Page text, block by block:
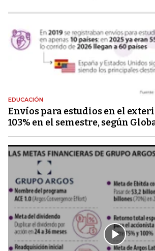
EDUCACIÓN
Envíos para estudios en el
103% en el semestre, según